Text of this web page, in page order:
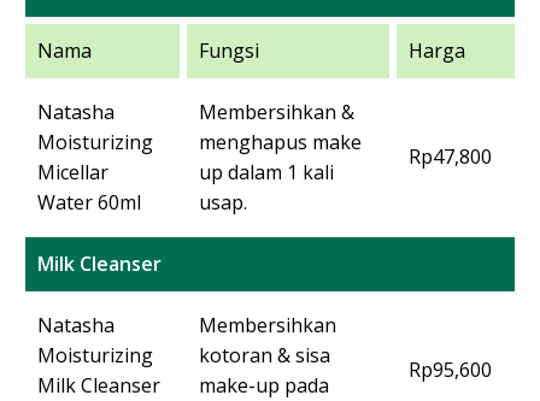
Nama Fungsi Harga
Natasha
Moisturizing
Micellar
Water 60ml
Membersihkan &
menghapus make
up dalam 1 kali
usap.
Rp47,800
Milk Cleanser
Natasha
Moisturizing
Milk Cleanser
Membersihkan
kotoran & sisa
make-up pada
Rp95,600